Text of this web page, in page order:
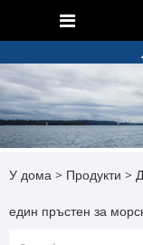
У дома > Продукти >
един пръстен за